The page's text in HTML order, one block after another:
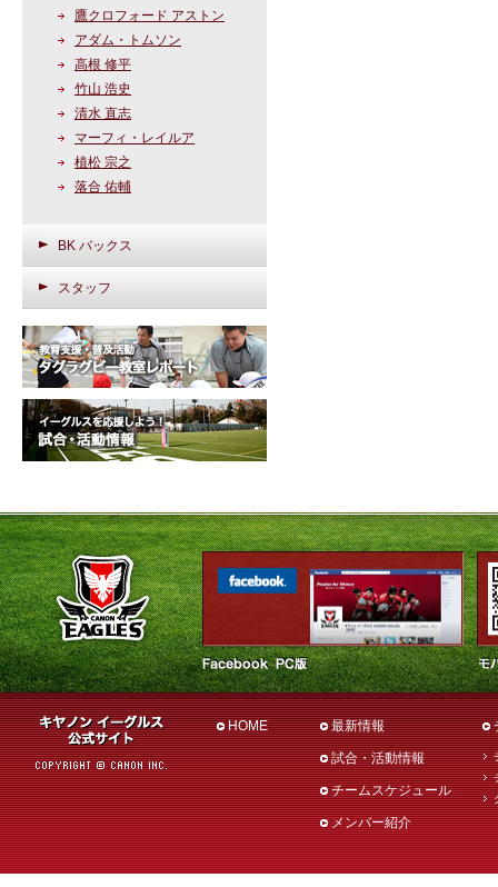
鷹クロフォード アストン
アダム・トムソン
高根 修平
竹山 浩史
清水 直志
マーフィ・レイルア
植松 宗之
落合 佑輔
BK バックス
スタッフ
HOME 最新情報
試合・活動情報
チームスケジュール
メンバー紹介